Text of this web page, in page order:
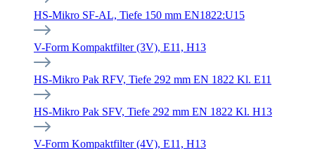
HS-Mikro SF-AL, Tiefe 150 mm EN1822:U15
V-Form Kompaktfilter (3V), E11, H13
HS-Mikro Pak RFV, Tiefe 292 mm EN 1822 Kl. E11
HS-Mikro Pak SFV, Tiefe 292 mm EN 1822 Kl. H13
V-Form Kompaktfilter (4V), E11, H13